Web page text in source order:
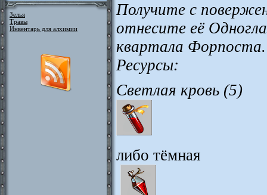
Зелья
Травы
Инвентарь для алхимии
Получите с
отнесите её
квартала
Ресурсы:
Светлая кровь (5)
либо тёмная